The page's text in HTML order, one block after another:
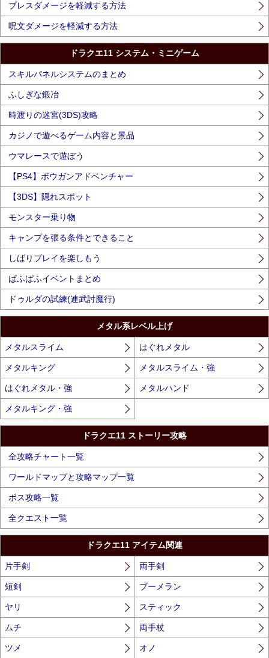
ブレスダメージを軽減する方法
呪文ダメージを軽減する方法
ドラクエ11 システム・ミニゲーム
スキルパネルシステムのまとめ
ふしぎな鍛冶
時渡りの迷宮(3DS)攻略
カジノで遊べるゲーム内容と景品
ウマレースで遊ぼう
【PS4】ボウガンアドベンチャー
【3DS】隠れスポット
モンスター乗り物
キャンプを張る条件とできること
しばりプレイを楽しもう
ぱふぱふイベントまとめ
ドゥルダの試練(連武討魔行)
メタル系レベル上げ
メタルスライム はぐれメタル
メタルキング メタルスライム・強
はぐれメタル・強 メタルハンド
メタルキング・強
ドラクエ11 ストーリー攻略
全攻略チャート一覧
ワールドマップと攻略マップ一覧
ボス攻略一覧
全クエスト一覧
ドラクエ11 アイテム関連
片手剣 両手剣
短剣 ブーメラン
ヤリ スティック
ムチ 両手杖
ツメ オノ